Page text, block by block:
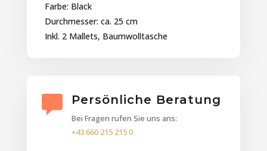
Farbe: Black
Durchmesser: ca. 25 cm
Inkl. 2 Mallets, Baumwolltasche
Persönliche Beratung
Bei Fragen rufen Sie uns ans:
+43 660 215 215 0